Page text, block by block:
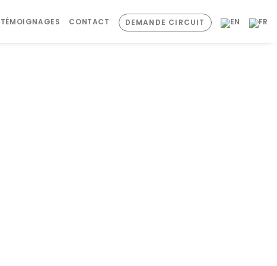
TÉMOIGNAGES CONTACT DEMANDE CIRCUIT